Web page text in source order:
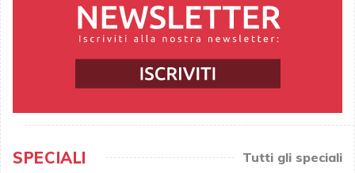
SPECIALI Tutti gli speciali